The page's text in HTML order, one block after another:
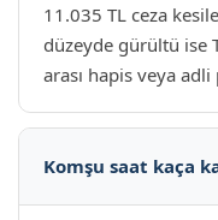
11.035 TL ceza
düzeyde gürültü ise
arası hapis veya adli
Komşu saat kaça